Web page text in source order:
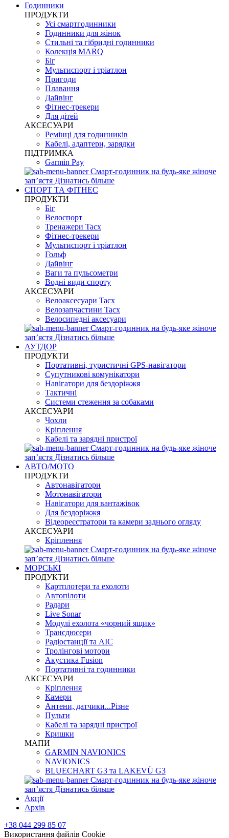
Годинники
ПРОДУКТИ
Усі смартгодинники
Годинники для жінок
Стильні та гібридні годинники
Колекція MARQ
Біг
Мультиспорт і тріатлон
Пригоди
Плавання
Дайвінг
Фітнес-трекери
Для дітей
АКСЕСУАРИ
Ремінці для годинників
Кабелі, адаптери, зарядки
ПІДТРИМКА
Garmin Pay
Смарт-годинник на будь-яке жіноче
запʼястя Дізнатись більше
СПОРТ ТА ФІТНЕС
ПРОДУКТИ
Біг
Велоспорт
Тренажери Tacx
Фітнес-трекери
Мультиспорт і тріатлон
Гольф
Дайвінг
Ваги та пульсометри
Водні види спорту
AKCЕСУАРИ
Велоаксесуари Tacx
Велозапчастини Tacx
Велосипедні аксесуари
Смарт-годинник на будь-яке жіноче
запʼястя Дізнатись більше
АУТДОР
ПРОДУКТИ
Портативні, туристичні GPS-навігатори
Супутникові комунікатори
Навігатори для бездоріжжя
Тактичні
Системи стеження за собаками
АКСЕСУАРИ
Чохли
Кріплення
Кабелі та зарядні пристрої
Смарт-годинник на будь-яке жіноче
запʼястя Дізнатись більше
АВТО/МОТО
ПРОДУКТИ
Автонавігатори
Мотонавігатори
Навігатори для вантажівок
Для бездоріжжя
Відеореєстратори та камери заднього огляду
АКСЕСУАРИ
Кріплення
Смарт-годинник на будь-яке жіноче
запʼястя Дізнатись більше
МОРСЬКІ
ПРОДУКТИ
Картплотери та ехолоти
Автопілоти
Радари
Live Sonar
Модулі ехолота «чорний ящик»
Трансдюсери
Радіостанції та АІС
Тролінгові мотори
Акустика Fusion
Портативні та годинники
АКСЕСУАРИ
Кріплення
Камери
Антени, датчики...Різне
Пульти
Кабелі та зарядні пристрої
Кришки
МАПИ
GARMIN NAVIONICS
NAVIONICS
BLUECHART G3 та LAKEVÜ G3
Смарт-годинник на будь-яке жіноче
запʼястя Дізнатись більше
Акції
Архів
+38 044 299 85 07
Використання файлів Cookie